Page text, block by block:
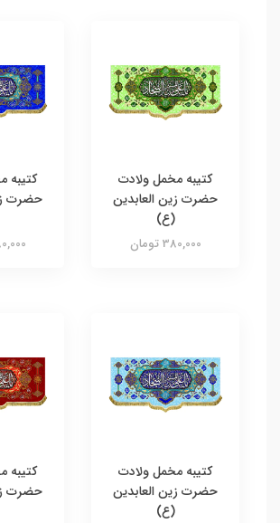
کتیبه مخمل ولادت
حضرت زین العابدین
(ع)
380,000 تومان
کتیبه
حضرت
380,000
کتیبه مخمل ولادت
حضرت زین العابدین
(ع)
کتیبه
حضرت